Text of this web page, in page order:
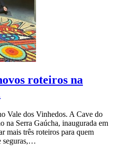
roteiros na
Vale dos Vinhedos. A Cave do
na Serra Gaúcha, inaugurada em
mais três roteiros para quem
seguras,…